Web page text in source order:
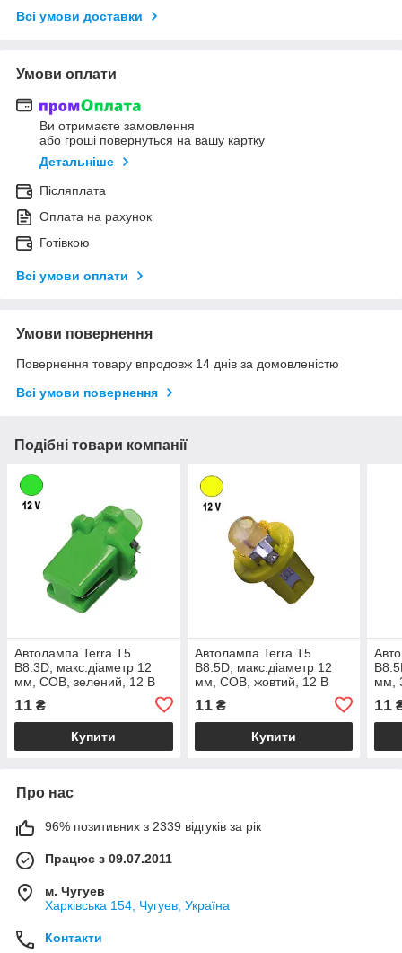
Всі умови доставки
Умови оплати
Ви отримаєте замовлення
або гроші повернуться на вашу картку
Детальніше
Післяплата
Оплата на рахунок
Готівкою
Всі умови оплати
Умови повернення
Повернення товару впродовж 14 днів за домовленістю
Всі умови повернення
Подібні товари компанії
Автолампа Terra T5
B8.3D, макс.діаметр 12
мм, COB, зелений, 12 В
11 ₴
Купити
Автолампа Terra T5
B8.5D, макс.діаметр 12
мм, COB, жовтий, 12 В
11₴
Купити
мм,
11
Про нас
96% позитивних з 2339 відгуків за рік
Працює з 09.07.2011
м. Чугуев
Харківська 154, Чугуев, Україна
Контакти